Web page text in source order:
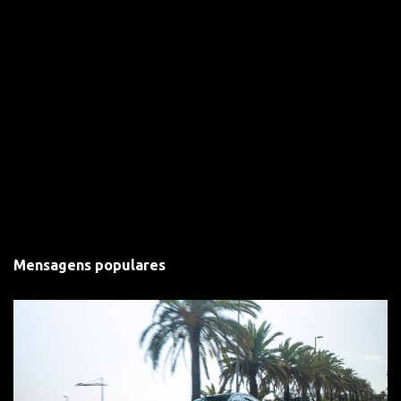
Mensagens populares